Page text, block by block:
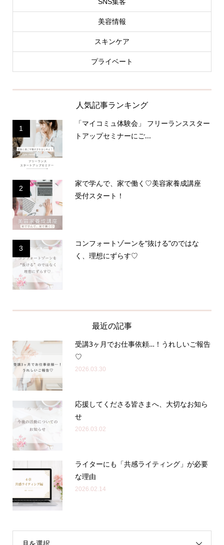
美容情報
スキンケア
プライベート
人気記事ランキング
1
「マイコミュ体験会」 フリーランススター
トアップセミナーにご...
2
家で学んで、家で働く♡美容家養成講座
受付スタート！
3
コンフォートゾーンを“抜ける”のではな
く、理想にずらす♡
最近の記事
受講3ヶ月でお仕事依頼…！うれしいご報告
♡
2026.03.30
応援してくださる皆さまへ、大切なお知ら
せ
2026.03.02
ライターにも「共感ライティング」が必要
な理由
2026.02.14